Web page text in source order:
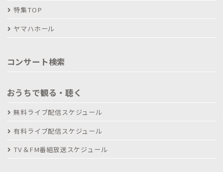
特集TOP
ヤマハホール
コンサート検索
おうちで観る・聴く
無料ライブ配信スケジュール
有料ライブ配信スケジュール
TV＆FM番組放送スケジュール